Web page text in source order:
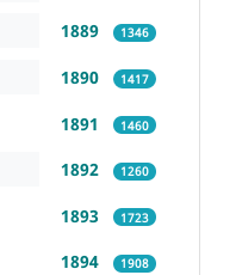
1889 1346
1890 1417
1891 1460
1892 1260
1893 1723
1894 1908